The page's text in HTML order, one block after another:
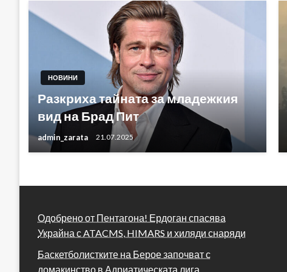
НОВИНИ
Разкриха тайната за младежкия
вид на Брад Пит
admin_zarata 21.07.2025
Одобрено от Пентагона! Ердоган спасява
Украйна с ATACMS, HIMARS и хиляди снаряди
Баскетболистките на Берое започват с
домакинство в Адриатическата лига